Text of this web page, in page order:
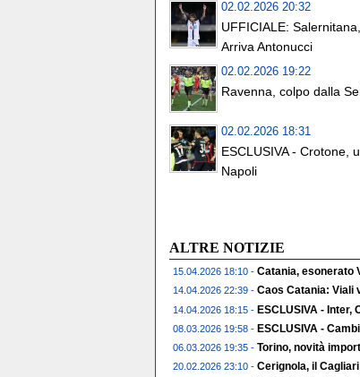
02.02.2026 20:32
UFFICIALE:
Arriva Antonucci
02.02.2026 19:22
Ravenna, colpo dalla
02.02.2026 18:31
ESCLUSIVA - Crotone,
Napoli
ALTRE NOTIZIE
15.04.2026 18:10 - Catania, esonerato
14.04.2026 22:39 - Caos Catania: Viali
14.04.2026 18:15 - ESCLUSIVA - Inter,
08.03.2026 19:58 - ESCLUSIVA -
06.03.2026 19:35 - Torino, novità
20.02.2026 23:10 - Cerignola, il